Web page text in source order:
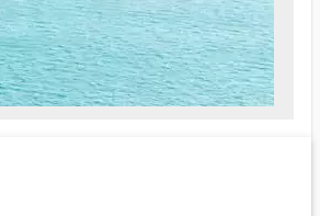
Menù a la carte per colazione, pranzo e
cena con scelta libera dell'orario di
pranzo/cena
- Esperienze shopping e escursioni su
misura